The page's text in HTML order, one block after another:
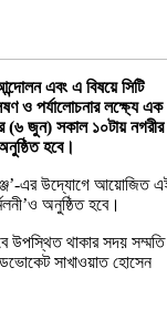
এবং এ বিষয়ে সিটি
ও পর্যালোচনার লক্ষ্যে এক
(৬ জুন) সকাল ১০টায় নগরীর
হবে।
এর উদ্যোগে আয়োজিত
অনুষ্ঠিত হবে।
উপস্থিত থাকার সদয় সম্মতি
সাখাওয়াত হোসেন